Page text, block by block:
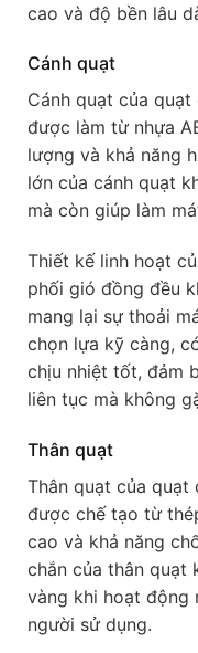
cao và độ bền lâu
Cánh quạt
Cánh quạt của
được làm từ nhựa
lượng và khả năng
lớn của cánh quạt
mà còn giúp làm
Thiết kế linh hoạt
phối gió đồng đều
mang lại sự thoải
chọn lựa kỹ càng,
chịu nhiệt tốt, đảm
liên tục mà không
Thân quạt
Thân quạt của quạt
được chế tạo từ
cao và khả năng
chắn của thân quạt
vàng khi hoạt động
người sử dụng.